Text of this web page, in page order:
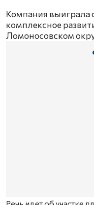
Компания выиграла
комплексное
Ломоносовском